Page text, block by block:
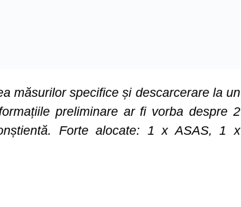
măsurilor specifice și descarcerare la un
preliminare ar fi vorba despre 2
Forte alocate: 1 x ASAS, 1 x